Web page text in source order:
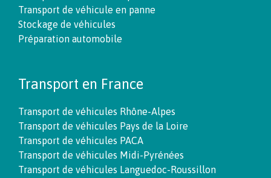
Transport de véhicule en panne
Stockage de véhicules
Préparation automobile
Transport en France
Transport de véhicules Rhône-Alpes
Transport de véhicules Pays de la Loire
Transport de véhicules PACA
Transport de véhicules Midi-Pyrénées
Transport de véhicules Languedoc-Roussillon